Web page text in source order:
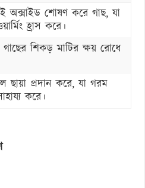
অক্সাইড শোষণ করে গাছ, যা
হ্রাস করে।
গাছের শিকড় মাটির ক্ষয় রোধে
ছায়া প্রদান করে, যা গরম
করে।